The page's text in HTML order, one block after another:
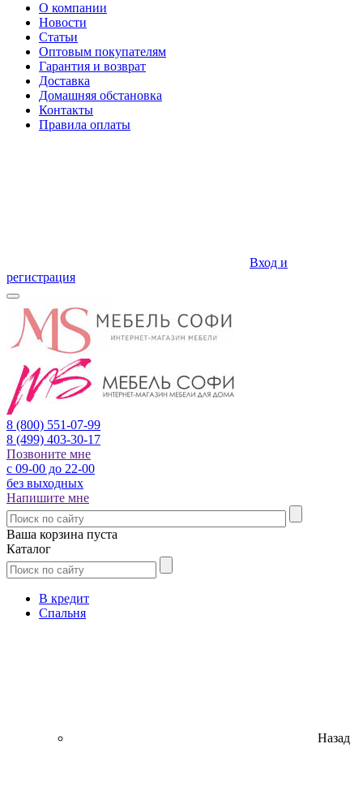
О компании
Новости
Статьи
Оптовым покупателям
Гарантия и возврат
Доставка
Домашняя обстановка
Контакты
Правила оплаты
Вход и
регистрация
8 (800) 551-07-99
8 (499) 403-30-17
Позвоните мне
с 09-00 до 22-00
без выходных
Напишите мне
Ваша корзина пуста
Каталог
В кредит
Спальня
Назад